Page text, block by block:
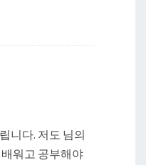
니다. 저도 님의
워고 공부해야